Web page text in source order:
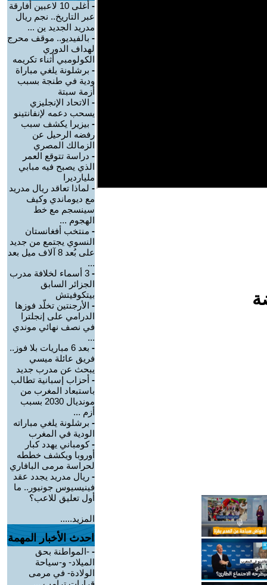
-
أغلى 10 لاعبين أفارقة
عبر التاريخ.. نجم ريال
مدريد الجديد ين ...
- بالفيديو.. موقف محرج
لهداف الدوري
الكولومبي أثناء تكريمه
- برشلونة يلغي مباراة
ودية في طنجة بسبب
أزمة سبتة
- الاتحاد الإنجليزي
يسحب دعمه لإنفانتينو
- بيزيرا يكشف سبب
رفضه الرحيل عن
الزمالك المصري
- دراسة تتوقع العمر
الذي يصبح فيه مبابي
مليارديرا
- لماذا تعاقد ريال مدريد
مع ديوماندي وكيف
سينسجم مع خط
الهجوم ...
- منتخب أفغانستان
النسوي يجتمع من جديد
على بُعد 8 آلاف ميل بعد
...
-
3 أسماء لخلافة مدرب
الجزائر السابق
بيتكوفيتش
- الأرجنتين تخلّد فوزها
الدرامي على إنجلترا
في نصف نهائي موندي
...
-
بعد 6 مباريات بلا فوز..
فريق عائلة ميسي
يبحث عن مدرب جديد
- أحزاب إسبانية تطالب
باستبعاد المغرب من
مونديال 2030 بسبب
أزم ...
- برشلونة يلغي مباراته
الودية في المغرب
-كومباني يهدد كبار
أوروبا ويكشف خططه
لحراسة مرمى البافاري
- ريال مدريد يجدد عقد
فينيسيوس جونيور.. ما
أول تعليق للاعب؟
المزيد.....
احدث الأخبار المهمة
- -المواطنة بحق
الميلاد- و-سياحة
الولادة- في مرمى